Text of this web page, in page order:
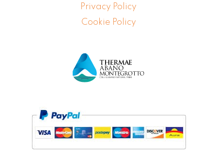
Privacy Policy
Cookie Policy